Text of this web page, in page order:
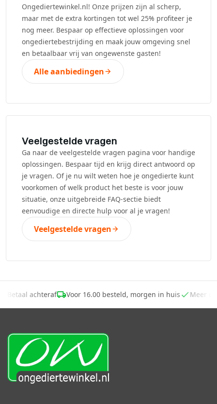
Ongediertewinkel.nl! Onze prijzen zijn al scherp,
maar met de extra kortingen tot wel 25% profiteer je
nog meer. Bespaar op effectieve oplossingen voor
ongediertebestrijding en maak jouw omgeving snel
en betaalbaar vrij van ongewenste gasten!
Alle aanbiedingen
Veelgestelde vragen
Ga naar de veelgestelde vragen pagina voor handige
oplossingen. Bespaar tijd en krijg direct antwoord op
je vragen. Of je nu wilt weten hoe je ongedierte kunt
voorkomen of welk product het beste is voor jouw
situatie, onze uitgebreide FAQ-sectie biedt
eenvoudige en directe hulp voor al je vragen!
Veelgestelde vragen
Betaal achteraf Voor 16.00 besteld, morgen in huis Meer